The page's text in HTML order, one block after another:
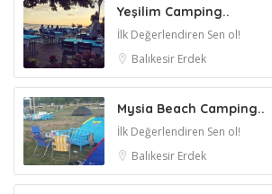
Yeşilim Camping..
İlk Değerlendiren Sen ol!
Balıkesir Erdek
Mysia Beach Camping..
İlk Değerlendiren Sen ol!
Balıkesir Erdek